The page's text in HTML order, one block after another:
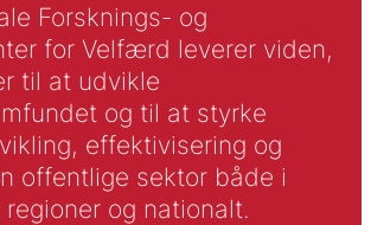
Forsknings- og
for Velfærd leverer viden,
til at udvikle
og til at styrke
effektivisering og
offentlige sektor både i
regioner og nationalt.